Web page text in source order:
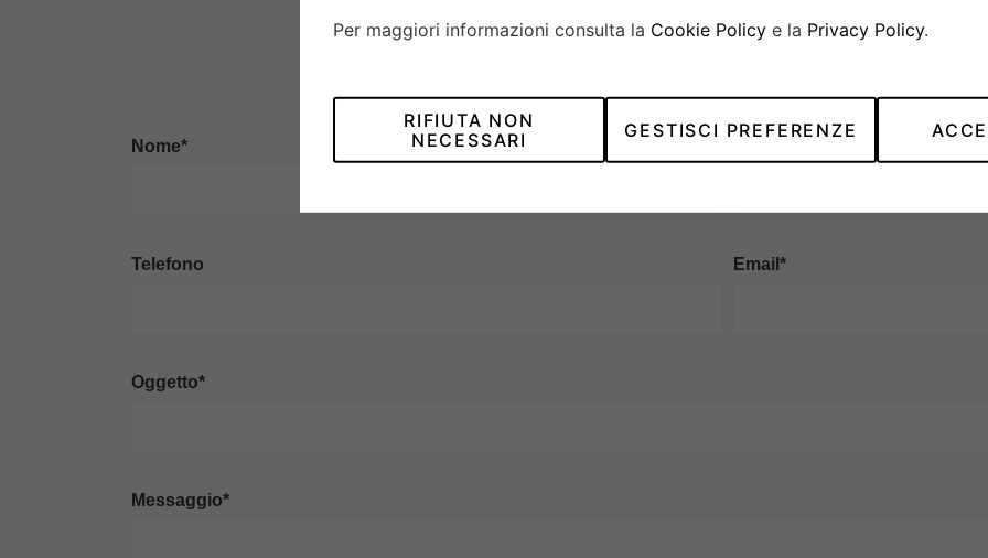
CONTATTACI
Nome*
Telefono Email*
Oggetto*
Messaggio*
Per maggiori informazioni consulta la Cookie Policy e la Privacy Policy.
RIFIUTA NON
NECESSARI
GESTISCI PREFERENZE